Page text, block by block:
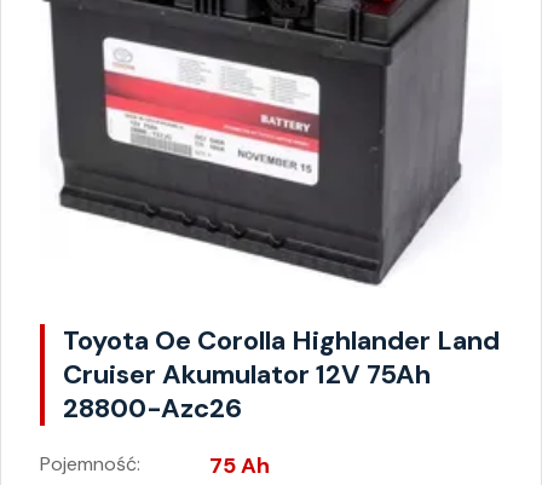
Toyota Oe Corolla Highlander Land
Cruiser Akumulator 12V 75Ah
28800-Azc26
Pojemność: 75 Ah